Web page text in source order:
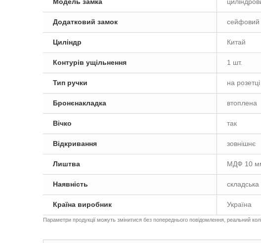
Додатковий замок сейфовий
Циліндр Китай
Контурів ущільнення 1 шт.
Тип ручки на розетці
Бронєнакладка втоплена
Вічко так
Відкривання зовнішнє
Лиштва МДФ 10
Наявність
Країна виробник Україна
Параметри продукції можуть змінитися без попереднього повідомлення, реальний